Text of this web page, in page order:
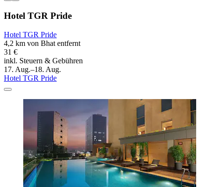
Hotel TGR Pride
Hotel TGR Pride
4,2 km von Bhat entfernt
31 €
inkl. Steuern & Gebühren
17. Aug.–18. Aug.
Hotel TGR Pride